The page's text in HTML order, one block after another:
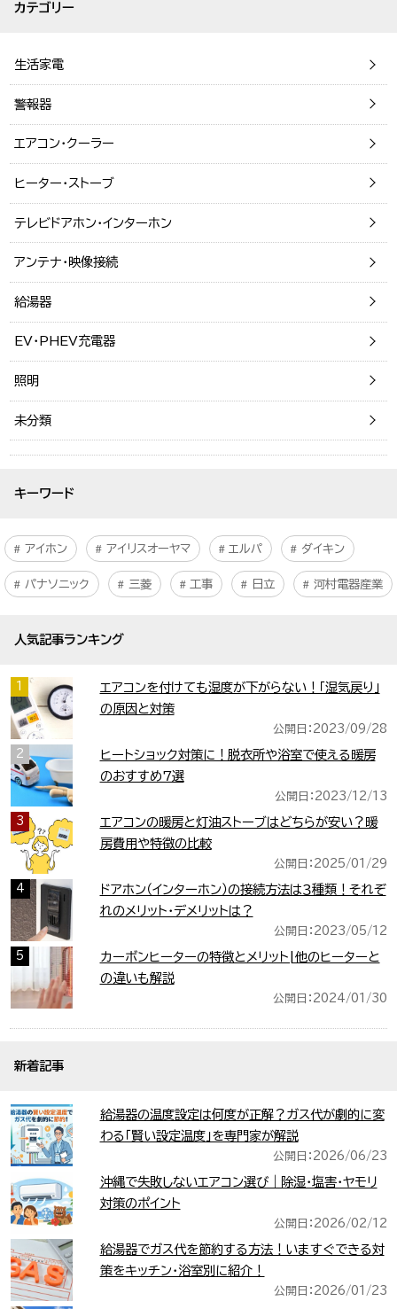
カテゴリー
生活家電
警報器
エアコン・クーラー
ヒーター・ストーブ
テレビドアホン・インターホン
アンテナ・映像接続
給湯器
EV・PHEV充電器
照明
未分類
キーワード
アイホン アイリスオーヤマ エルパ ダイキン
パナソニック 三菱 工事 日立 河村電器産業
人気記事ランキング
1
エアコンを付けても湿度が下がらない！「湿気戻り」
の原因と対策
公開日：2023/09/28
2
ヒートショック対策に！脱衣所や浴室で使える暖房
のおすすめ7選
公開日：2023/12/13
3
エアコンの暖房と灯油ストーブはどちらが安い？暖
房費用や特徴の比較
公開日：2025/01/29
4
ドアホン（インターホン）の接続方法は３種類！それぞ
れのメリット・デメリットは？
公開日：2023/05/12
5
カーボンヒーターの特徴とメリット|他のヒーターと
の違いも解説
公開日：2024/01/30
新着記事
給湯器の温度設定は何度が正解？ガス代が劇的に変
わる「賢い設定温度」を専門家が解説
公開日：2026/06/23
沖縄で失敗しないエアコン選び｜除湿・塩害・ヤモリ
対策のポイント
公開日：2026/02/12
給湯器でガス代を節約する方法！いますぐできる対
策をキッチン・浴室別に紹介！
公開日：2026/01/23